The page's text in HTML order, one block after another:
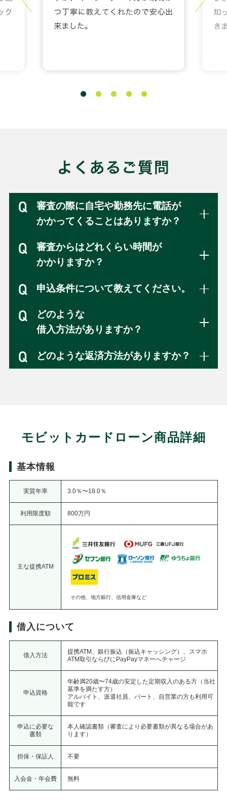
審査の際に自宅や勤務先に電話が
かかってくることはありますか？
審査からはどれくらい時間が
かかりますか？
申込条件について教えてください。
どのような
借入方法がありますか？
どのような返済方法がありますか？
モビットカードローン商品詳細
基本情報
実質年率 3.0％〜18.0％
利用限度額 800万円
主な提携ATM
その他、地方銀行、信用金庫など
借入について
借入方法
提携ATM、銀行振込（振込キャッシング）、スマホ
ATM取引ならびにPayPayマネーへチャージ
申込資格
年齢満20歳〜74歳の安定した定期収入のある方（当社
基準を満たす方）
アルバイト、派遣社員、パート、自営業の方も利用可
能です
申込に必要な
書類
本人確認書類（審査により必要書類が異なる場合があ
ります）
担保・保証人 不要
入会金・年会費 無料